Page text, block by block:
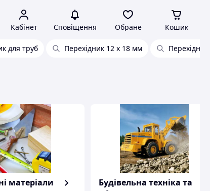
Кабінет Сповіщення Обране Кошик
для труб Перехідник 12 х 18 мм
матеріали
Будівельна техніка та